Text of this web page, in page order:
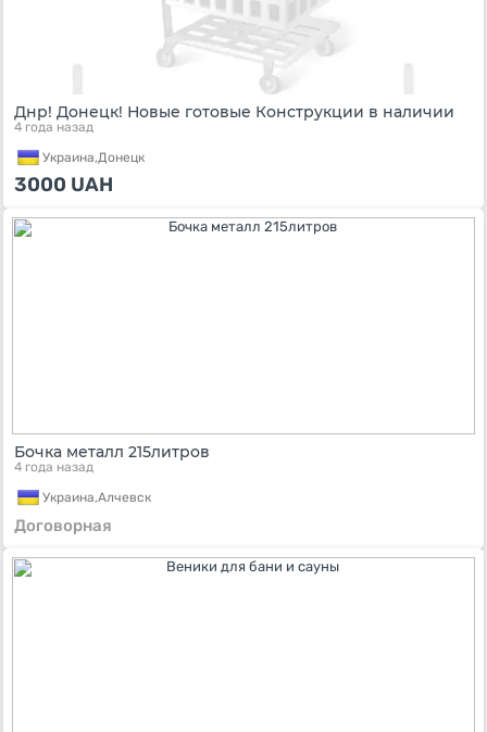
Днр! Донецк! Новые готовые Конструкции в наличии
4 года назад
Украина,Донецк
3000 UAH
Бочка металл 215литров
4 года назад
Украина,Алчевск
Договорная